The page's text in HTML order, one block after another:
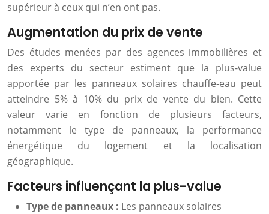
supérieur à ceux qui n’en ont pas.
Augmentation du prix de vente
Des études menées par des agences immobilières et
des experts du secteur estiment que la plus-value
apportée par les panneaux solaires chauffe-eau peut
atteindre 5% à 10% du prix de vente du bien. Cette
valeur varie en fonction de plusieurs facteurs,
notamment le type de panneaux, la performance
énergétique du logement et la localisation
géographique.
Facteurs influençant la plus-value
Type de panneaux : Les panneaux solaires